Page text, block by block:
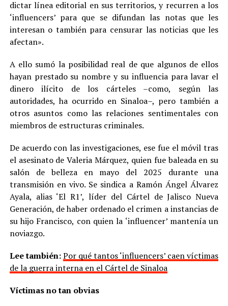
dictar línea editorial en sus territorios, y recurren a los
‘influencers’ para que se difundan las notas que les
interesan o también para censurar las noticias que les
afectan».
A ello sumó la posibilidad real de que algunos de ellos
hayan prestado su nombre y su influencia para lavar el
dinero ilícito de los cárteles –como, según las
autoridades, ha ocurrido en Sinaloa–, pero también a
otros asuntos como las relaciones sentimentales con
miembros de estructuras criminales.
De acuerdo con las investigaciones, ese fue el móvil tras
el asesinato de Valeria Márquez, quien fue baleada en su
salón de belleza en mayo del 2025 durante una
transmisión en vivo. Se sindica a Ramón Ángel Álvarez
Ayala, alias ‘El R1’, líder del Cártel de Jalisco Nueva
Generación, de haber ordenado el crimen a instancias de
su hijo Francisco, con quien la ‘influencer’ mantenía un
noviazgo.
Lee también:Por qué tantos ‘influencers’ caen víctimas
de la guerra interna en el Cártel de Sinaloa
Víctimas no tan obvias